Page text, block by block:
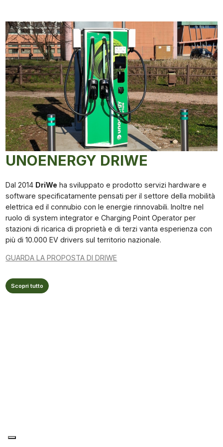
UNOENERGY DRIWE
Dal 2014 DriWe ha sviluppato e prodotto servizi hardware e
software specificatamente pensati per il settore della mobilità
elettrica ed il connubio con le energie rinnovabili. Inoltre nel
ruolo di system integrator e Charging Point Operator per
stazioni di ricarica di proprietà e di terzi vanta esperienza con
più di 10.000 EV drivers sul territorio nazionale.
GUARDA LA PROPOSTA DI DRIWE
Scopri tutto